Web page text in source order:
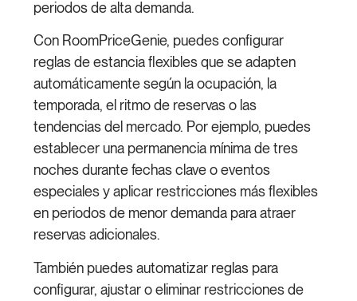
periodos de alta demanda.
Con RoomPriceGenie, puedes configurar
reglas de estancia flexibles que se adapten
automáticamente según la ocupación, la
temporada, el ritmo de reservas o las
tendencias del mercado. Por ejemplo, puedes
establecer una permanencia mínima de tres
noches durante fechas clave o eventos
especiales y aplicar restricciones más flexibles
en periodos de menor demanda para atraer
reservas adicionales.
También puedes automatizar reglas para
configurar, ajustar o eliminar restricciones de